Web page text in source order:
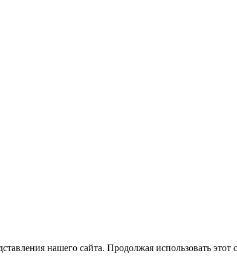
нашего сайта. Продолжая использовать этот